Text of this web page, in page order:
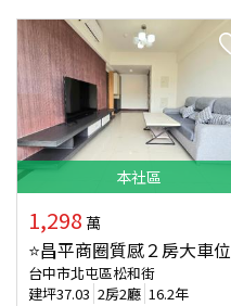
本社區
1,298 萬
⭐昌平商圈質感２房大車位
台中市北屯區松和街
建坪37.03 2房2廳 16.2年